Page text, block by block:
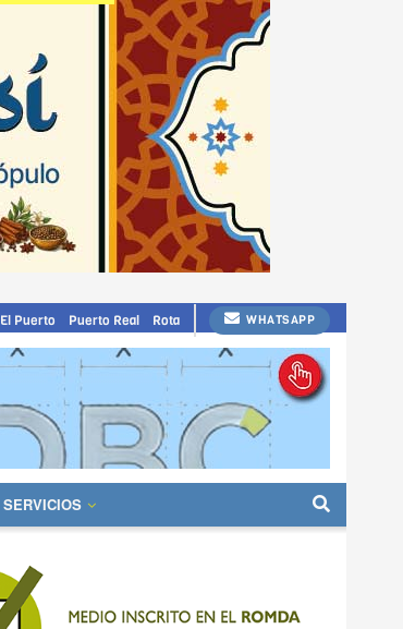
El Puerto Puerto Real Rota WHATSAPP
SERVICIOS